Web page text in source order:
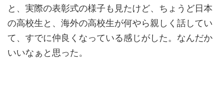
と、実際の表彰式の様子も見たけど、ちょうど日本
の高校生と、海外の高校生が何やら親しく話してい
て、すでに仲良くなっている感じがした。なんだか
いいなぁと思った。